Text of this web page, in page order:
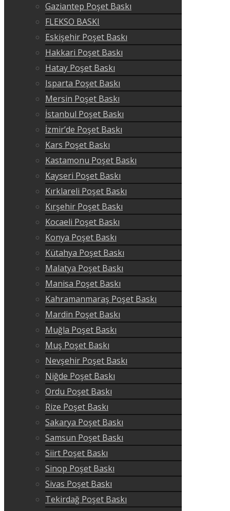
Gaziantep Poşet Baskı
FLEKSO BASKI
Eskişehir Poşet Baskı
Hakkari Poşet Baskı
Hatay Poşet Baskı
Isparta Poşet Baskı
Mersin Poşet Baskı
İstanbul Poşet Baskı
İzmir’de Poşet Baskı
Kars Poşet Baskı
Kastamonu Poşet Baskı
Kayseri Poşet Baskı
Kırklareli Poşet Baskı
Kırşehir Poşet Baskı
Kocaeli Poşet Baskı
Konya Poşet Baskı
Kütahya Poşet Baskı
Malatya Poşet Baskı
Manisa Poşet Baskı
Kahramanmaraş Poşet Baskı
Mardin Poşet Baskı
Muğla Poşet Baskı
Muş Poşet Baskı
Nevşehir Poşet Baskı
Niğde Poşet Baskı
Ordu Poşet Baskı
Rize Poşet Baskı
Sakarya Poşet Baskı
Samsun Poşet Baskı
Siirt Poşet Baskı
Sinop Poşet Baskı
Sivas Poşet Baskı
Tekirdağ Poşet Baskı